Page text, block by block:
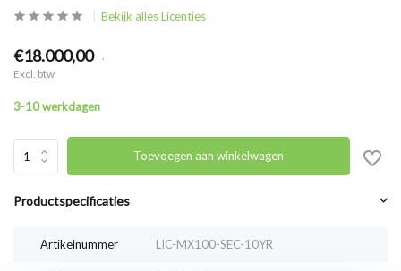
Bekijk alles Licenties
€18.000,00 .
Excl. btw
3-10 werkdagen
Toevoegen aan winkelwagen
Productspecificaties
Artikelnummer LIC-MX100-SEC-10YR